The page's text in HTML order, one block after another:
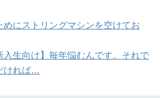
めにストリングマシンを空けてお
入生向け】毎年悩むんです。それで
ければ…